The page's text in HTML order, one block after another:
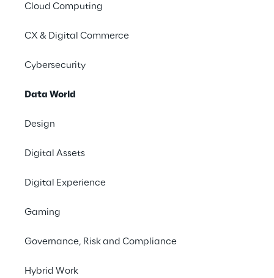
Cloud Computing
CX & Digital Commerce
Cybersecurity
Data World
Design
Digital Assets
Digital Experience
Gaming
Governance, Risk and Compliance
Hybrid Work
Scopri di più